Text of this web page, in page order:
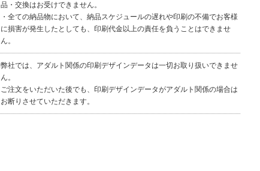
品・交換はお受けできません。
・全ての納品物において、納品スケジュールの遅れや印刷の不備でお客様
に損害が発生したとしても、印刷代金以上の責任を負うことはできませ
ん。
弊社では、アダルト関係の印刷デザインデータは一切お取り扱いできませ
ん。
ご注文をいただいた後でも、印刷デザインデータがアダルト関係の場合は
お断りさせていただきます。